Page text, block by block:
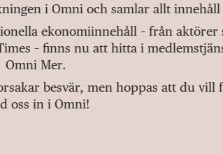
i Omni och samlar allt innehåll
ekonomiinnehåll – från aktörer
– finns nu att hitta i
Omni Mer.
besvär, men hoppas att du vill
oss in i Omni!